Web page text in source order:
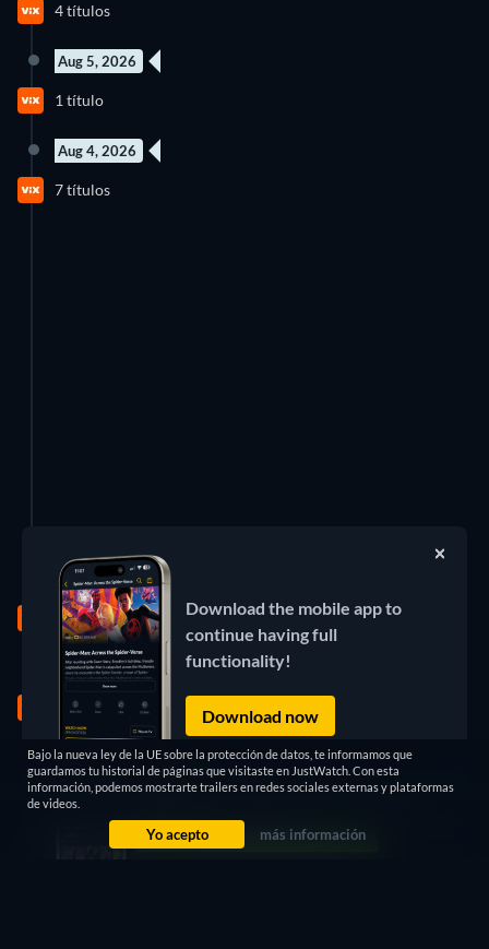
4 títulos
Aug 5, 2026
1 título
Aug 4, 2026
7 títulos
Aug 2, 2026
6 títulos
Jul 31, 2026
7 títulos
Jul 28, 2026
5 títulos
Bajo la nueva ley de la UE sobre la protección de datos, te informamos que
guardamos tu historial de páginas que visitaste en JustWatch. Con esta
información, podemos mostrarte trailers en redes sociales externas y plataformas
de videos.
Yo acepto más información
Download the mobile app to
continue having full
functionality!
Download now